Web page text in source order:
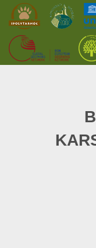
THE
SERVICES